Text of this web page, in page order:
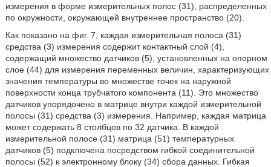
измерения в форме измерительных полос (31), распределенных
по окружности, окружающей внутреннее пространство (20).
Как показано на фиг. 7, каждая измерительная полоса (31)
средства (3) измерения содержит контактный слой (4),
содержащий множество датчиков (5), установленных на опорном
слое (44) для измерения переменных величин, характеризующих
значения температуры во множестве точек на наружной
поверхности конца трубчатого компонента (11). Это множество
датчиков упорядочено в матрице внутри каждой измерительной
полосы (31) средства (3) измерения. Например, каждая матрица
может содержать 8 столбцов по 32 датчика. В каждой
измерительной полосе (31) матрица (51) температурных
датчиков (5) подключена посредством гибкой соединительной
полосы (52) к электронному блоку (34) сбора данных. Гибкая